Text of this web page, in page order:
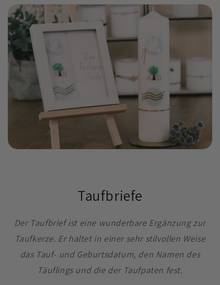
Taufbriefe
Der Taufbrief ist eine wunderbare Ergänzung zur
Taufkerze. Er haltet in einer sehr stilvollen Weise
das Tauf- und Geburtsdatum, den Namen des
Täuflings und die der Taufpaten fest.